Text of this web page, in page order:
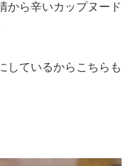
から辛いカップヌード
しているからこちらも